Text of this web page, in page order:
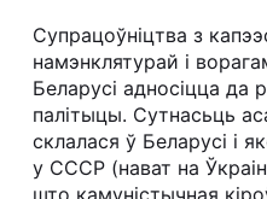
Супрацоўніцтва з
намэнклятурай і
Беларусі адносіцца да
палітыцы. Сутнасьць
склалася ў Беларусі і
у СССР (нават на